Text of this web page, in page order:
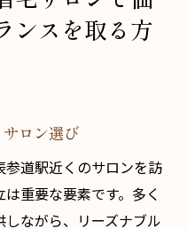
ンスを取る方
ロン選び
道駅近くのサロンを訪
重要な要素です。多く
ながら、リーズナブル